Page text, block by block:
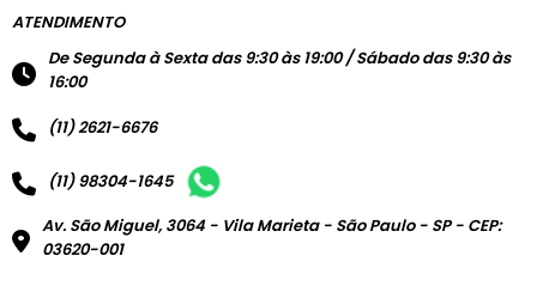
ATENDIMENTO
De Segunda à Sexta das 9:30 às 19:00 / Sábado das 9:30 às
16:00
(11) 2621-6676
(11) 98304-1645
Av. São Miguel, 3064 - Vila Marieta - São Paulo - SP - CEP:
03620-001